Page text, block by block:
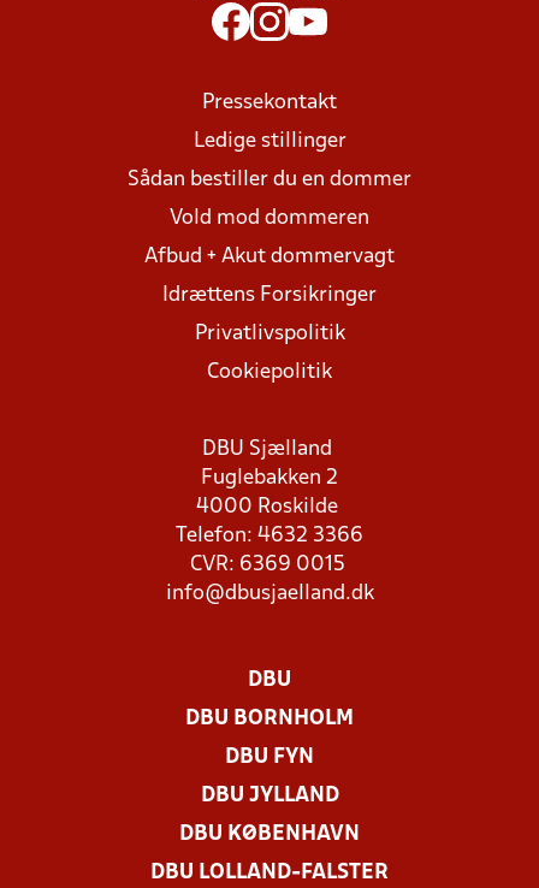
Pressekontakt
Ledige stillinger
Sådan bestiller du en dommer
Vold mod dommeren
Afbud + Akut dommervagt
Idrættens Forsikringer
Privatlivspolitik
Cookiepolitik
DBU Sjælland
Fuglebakken 2
4000 Roskilde
Telefon: 4632 3366
CVR: 6369 0015
info@dbusjaelland.dk
DBU
DBU BORNHOLM
DBU FYN
DBU JYLLAND
DBU KØBENHAVN
DBU LOLLAND-FALSTER